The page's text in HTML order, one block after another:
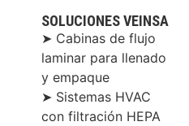
SOLUCIONES VEINSA
➤ Cabinas de flujo
laminar para llenado
y empaque
➤ Sistemas HVAC
con filtración HEPA